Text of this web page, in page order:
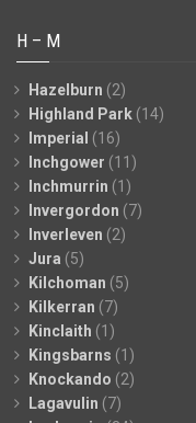
H – M
Hazelburn (2)
Highland Park (14)
Imperial (16)
Inchgower (11)
Inchmurrin (1)
Invergordon (7)
Inverleven (2)
Jura (5)
Kilchoman (5)
Kilkerran (7)
Kinclaith (1)
Kingsbarns (1)
Knockando (2)
Lagavulin (7)